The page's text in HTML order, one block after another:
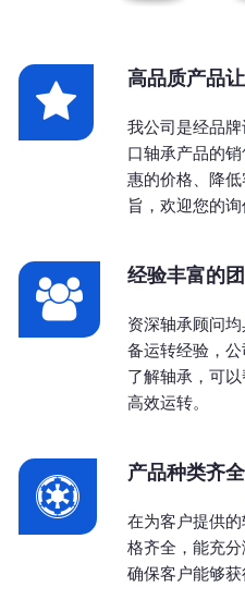
高品质产品
我公司是经品
口轴承产品的
惠的价格、降
旨，欢迎您的询
经验丰富的
资深轴承顾问
备运转经验，
了解轴承，可
高效运转。
产品种类齐全
在为客户提供
格齐全，能充
确保客户能够获